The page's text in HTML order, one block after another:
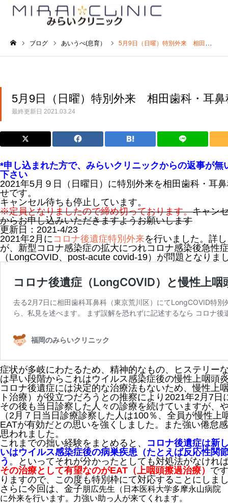
ブログ あいうべ(息育） 5月9日（日曜）特別外来 相田歯科・耳鼻科（荒川区）にて
5月9日（日曜）特別外来 相田歯科・耳
最終更新日 2021.03.24
*申し込まれた方で、みらいクリニックからの返事が
下さい
2021年5月９日（日曜日）に特別外来を相田歯科・耳
せです。
キャンセル待ちも停止しています。
※定員となりましたので締め切っております。キャン
からお申し込みいただきますようお願いします
更新日： 2021-4/23
2021年2月にコロナ後遺症特別外来を行いました。詳
が、新型コロナ感染症の拡大につれコロナ感染後急性
（LongCOVID、post-acute covid-19）が問題となりま
症状が多岐にわたるため、精神的なもの、ヒステリー
は早い段階からこれはウイルス感染症後の慢性上咽頭
コロナ後遺症には決定的な治療法もないため、慢性上
ト治療）が役立つだろうとの推察により2021年2月7
その後も当日診察した人々の診療を続けていますが、
（2月７日当日診療診察した人は100％、全員が慢性
EATが有効だとの思いを強くしました。また強い倦怠
思われました。
これまでの拙い経験をまとめると、 コロナ後遺症は新
いはウイルス感染症後の病巣疾患（たとえば反応性関
う 。といってそれが分かったとしても対処法がなけれ
その治療として有望なのがEAT（上咽頭擦過治療） で
りますので、この度も特別枠にて対応することにしま
さらに今回は、金子朋広先生（日本医科大学多摩永山病
に外来を行います。力強い助っ人が来てくれます。